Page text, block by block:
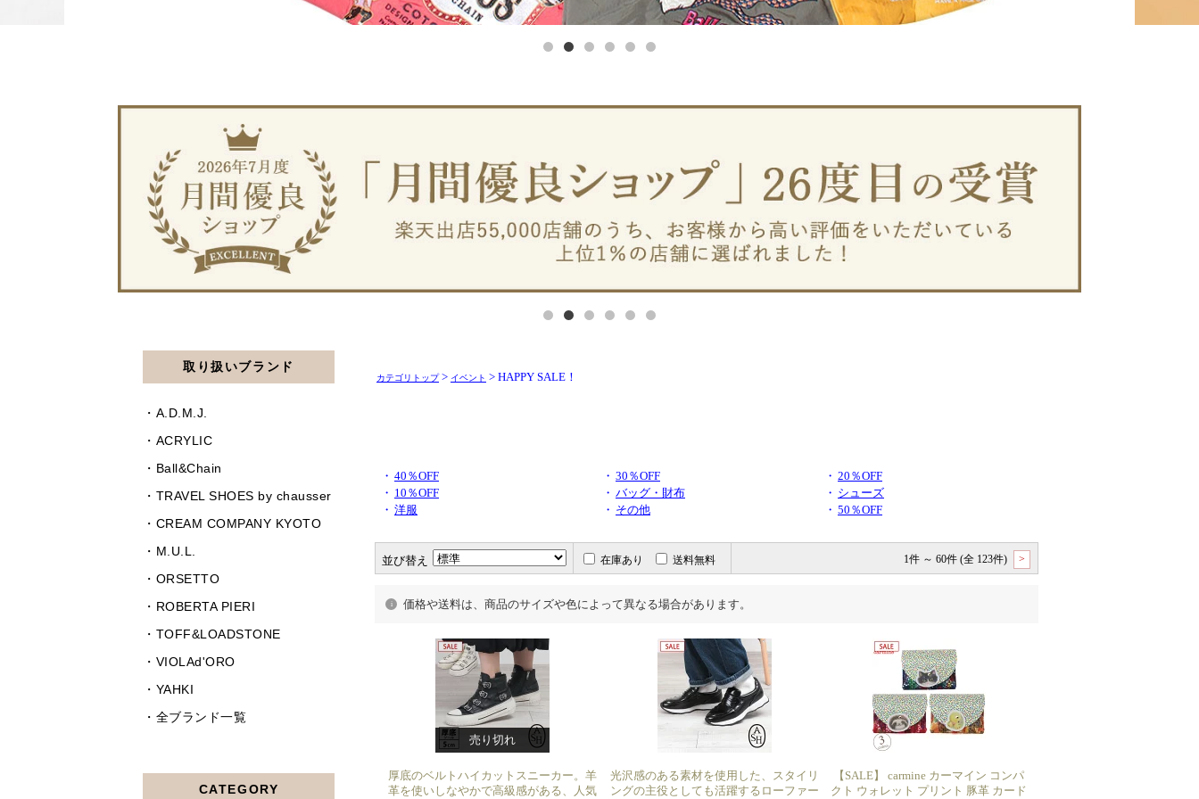
カテゴリトップ> イベント > HAPPY SALE！
・ 40％OFF ・ 30％OFF ・ 20％OFF
・ 10％OFF ・ バッグ・財布 ・ シューズ
・ 洋服 ・ その他 ・ 50％OFF
並び替え 在庫あり 送料無料 1件 ～ 60件 (全 123件) >
価格や送料は、商品のサイズや色によって異なる場合があります。
売り切れ
厚底のベルトハイカットスニーカー。羊
革を使いしなやかで高級感がある、人気
光沢感のある素材を使用した、スタイリ
ングの主役としても活躍するローファー
【SALE】 carmine カーマイン コンパ
クト ウォレット プリント 豚革 カード